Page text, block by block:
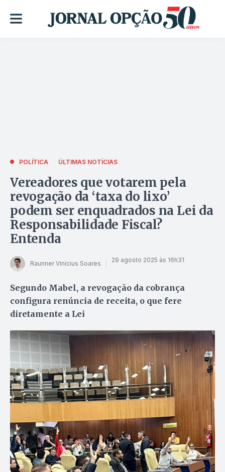
POLÍTICA ÚLTIMAS NOTÍCIAS
Vereadores que votarem pela
revogação da ‘taxa do lixo’
podem ser enquadrados na Lei da
Responsabilidade Fiscal?
Entenda
Raunner Vinícius Soares 29 agosto 2025 às 16h31
Segundo Mabel, a revogação da cobrança
configura renúncia de receita, o que fere
diretamente a Lei